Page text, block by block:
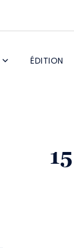
ÉDITION